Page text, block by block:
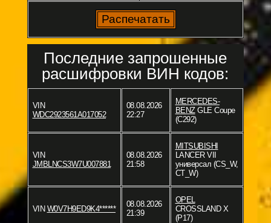
Последние запрошенные
расшифровки ВИН кодов:
VIN
WDC2923561A017052
08.08.2026
22:27
MERCEDES-
BENZGLE Coupe
(C292)
VIN
JMBLNCS3W7U007881
08.08.2026
21:58
MITSUBISHI
LANCER VII
универсал (CS_W,
CT_W)
VIN W0V7H9ED9K4******
08.08.2026
21:39
OPEL
CROSSLAND X
(P17)